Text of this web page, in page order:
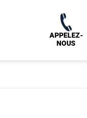
APPELEZ-
NOUS